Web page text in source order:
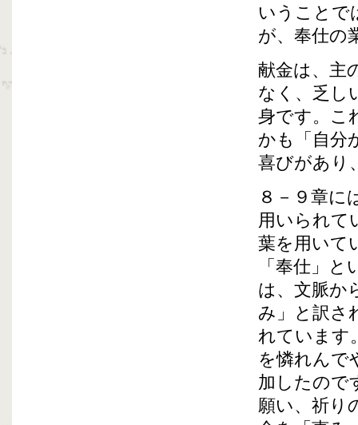
いうことで
が、奉仕の
献金は、主
なく、乏し
身です。こ
かも「自分
喜びがあり
８－９章に
用いられて
葉を用いて
「奉仕」
は、文脈か
み」と訳さ
れています
を憐れんで
加したので
願い、祈り